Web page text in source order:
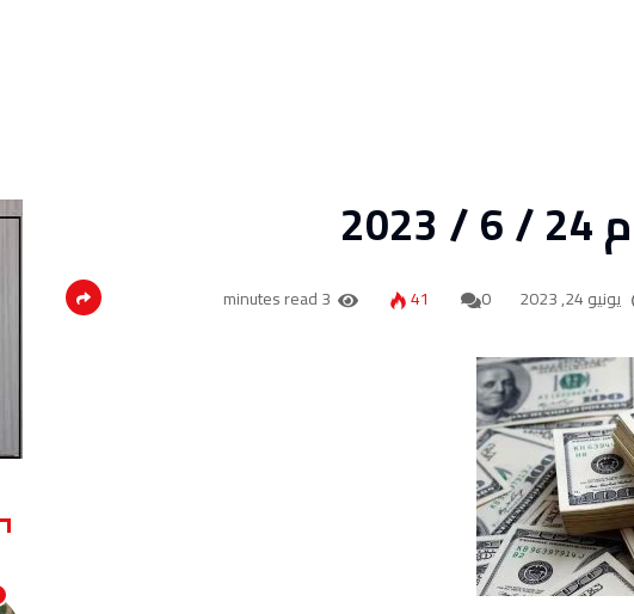
يونيو 24, 2023 0
41
3 minutes read